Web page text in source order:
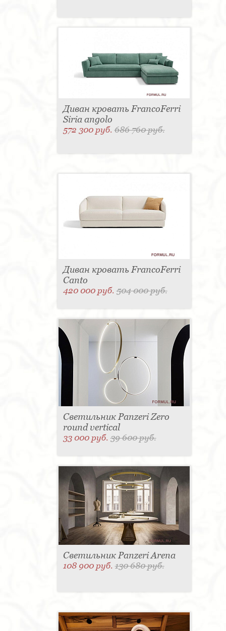
Диван кровать FrancoFerri
Siria angolo
572 300 руб.686 760 руб.
Диван кровать FrancoFerri
Canto
420 000 руб.504 000 руб.
Светильник Panzeri Zero
round vertical
33 000 руб.39 600 руб.
Светильник Panzeri Arena
108 900 руб.130 680 руб.